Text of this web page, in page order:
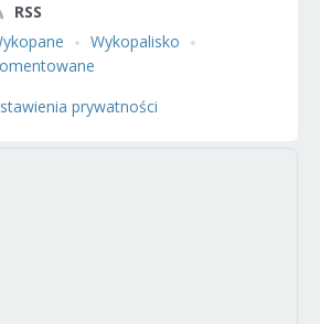
RSS
Wykopalisko
prywatności